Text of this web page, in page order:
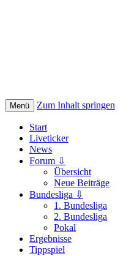
Menü Zum Inhalt springen
Start
Liveticker
News
Forum ⇩
Übersicht
Neue Beiträge
Bundesliga ⇩
1. Bundesliga
2. Bundesliga
Pokal
Ergebnisse
Tippspiel